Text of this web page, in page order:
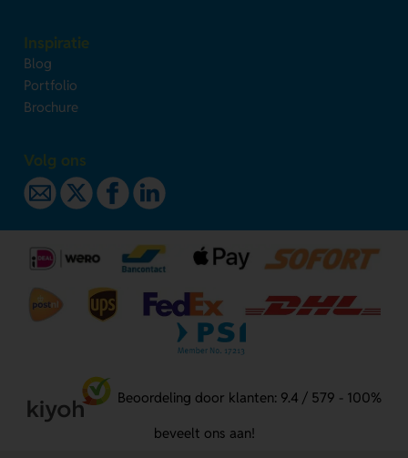
Inspiratie
Blog
Portfolio
Brochure
Volg ons
Beoordeling door klanten: 9.4 / 579 - 100%
beveelt ons aan!